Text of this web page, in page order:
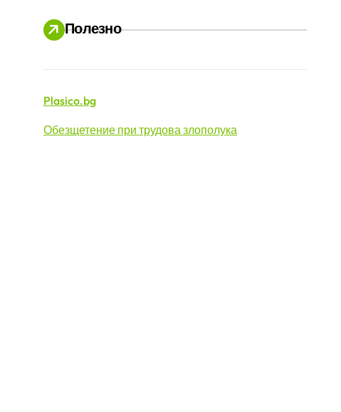
Полезно
Plasico.bg
Обезщетение при трудова злополука